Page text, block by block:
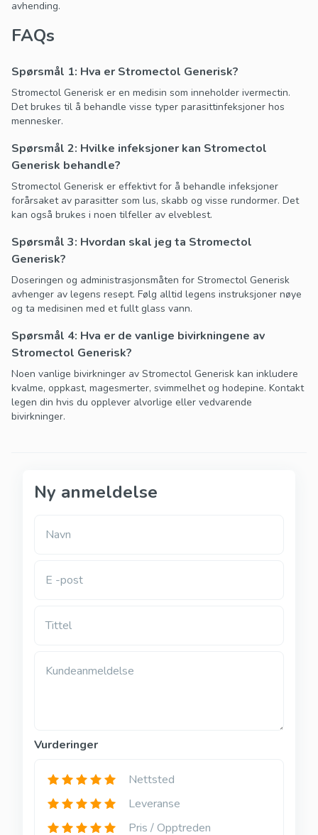
avhending.
FAQs
Spørsmål 1: Hva er Stromectol Generisk?
Stromectol Generisk er en medisin som inneholder ivermectin.
Det brukes til å behandle visse typer parasittinfeksjoner hos
mennesker.
Spørsmål 2: Hvilke infeksjoner kan Stromectol
Generisk behandle?
Stromectol Generisk er effektivt for å behandle infeksjoner
forårsaket av parasitter som lus, skabb og visse rundormer. Det
kan også brukes i noen tilfeller av elveblest.
Spørsmål 3: Hvordan skal jeg ta Stromectol
Generisk?
Doseringen og administrasjonsmåten for Stromectol Generisk
avhenger av legens resept. Følg alltid legens instruksjoner nøye
og ta medisinen med et fullt glass vann.
Spørsmål 4: Hva er de vanlige bivirkningene av
Stromectol Generisk?
Noen vanlige bivirkninger av Stromectol Generisk kan inkludere
kvalme, oppkast, magesmerter, svimmelhet og hodepine. Kontakt
legen din hvis du opplever alvorlige eller vedvarende
bivirkninger.
Ny anmeldelse
Navn
E -post
Tittel
Kundeanmeldelse
Vurderinger
Nettsted
Leveranse
Pris / Opptreden